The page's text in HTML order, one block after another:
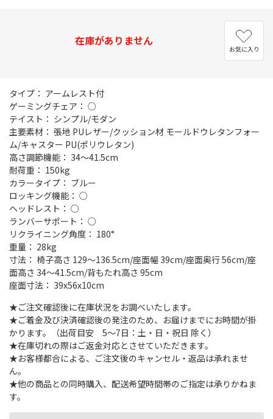
在庫がありません
お気に入り
タイプ： アームレスト付
ゲーミングチェア： ○
テイスト： シンプル/モダン
主要素材： 張地 PUレザー/クッション材 モールドウレタンフォー
ム/キャスター PU(ポリウレタン)
高さ調節機能： 34～41.5cm
耐荷重： 150kg
カラータイプ： ブルー
ロッキング機能： ○
ヘッドレスト： ○
ランバーサポート： ○
リクライニング角度： 180°
重量： 28kg
寸法： 椅子高さ 129～136.5cm/座面幅 39cm/座面奥行 56cm/座
面高さ 34～41.5cm/背もたれ高さ 95cm
座面寸法： 39x56x10cm
★ご注文確認後に在庫状況をお調べいたします。
★ご着金及び決済確認後の発注のため、お届けまでにお時間が掛
かります。（出荷目安 5～7日：土・日・祝日 除く）
★在庫切れの際はご返金対応とさせていただきます。
★お客様都合による、ご注文後のキャンセル・返品は承れませ
ん。
★他の商品との同時購入、配送希望時間帯のご指定は承りかねま
す。